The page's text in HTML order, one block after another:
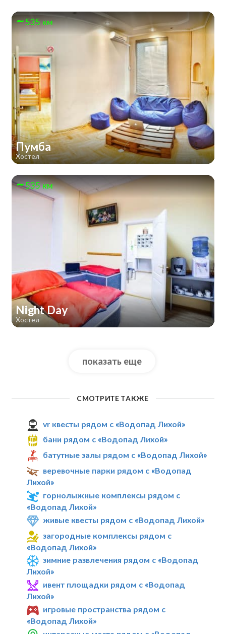
535 км
Пумба
Хостел
535 км
Night Day
Хостел
показать еще
СМОТРИТЕ ТАКЖЕ
vr квесты рядом с «Водопад Лихой»
бани рядом с «Водопад Лихой»
батутные залы рядом с «Водопад Лихой»
веревочные парки рядом с «Водопад
Лихой»
горнолыжные комплексы рядом с
«Водопад Лихой»
живые квесты рядом с «Водопад Лихой»
загородные комплексы рядом с
«Водопад Лихой»
зимние развлечения рядом с «Водопад
Лихой»
ивент площадки рядом с «Водопад
Лихой»
игровые пространства рядом с
«Водопад Лихой»